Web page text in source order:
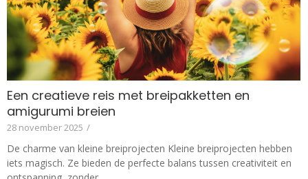
Een creatieve reis met breipakketten en
amigurumi breien
28 november 2025 /
De charme van kleine breiprojecten Kleine breiprojecten hebben
iets magisch. Ze bieden de perfecte balans tussen creativiteit en